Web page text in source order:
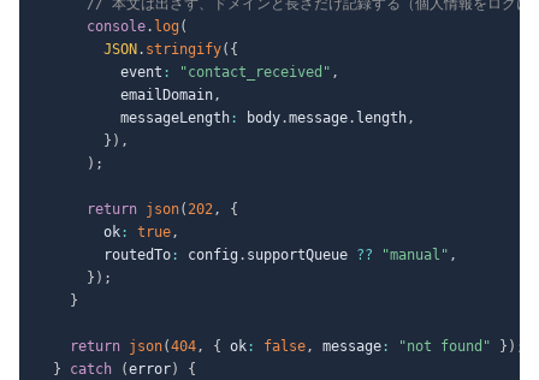
// 本文は出さず、ドメインと長さだけ記録する（個人情報をログに
console. log (
JSON . stringify( {
          event
: "contact_received" ,
          emailDomain
,
          messageLength
: body.message. length,
} ) ,
) ;
return json( 202,
{
        ok
: true,
        routedTo
: config . supportQueue ?? "manual" ,
} ) ;
}
return json(404, { ok : false, message : "not found" } ) ;
}
catch (error)
{